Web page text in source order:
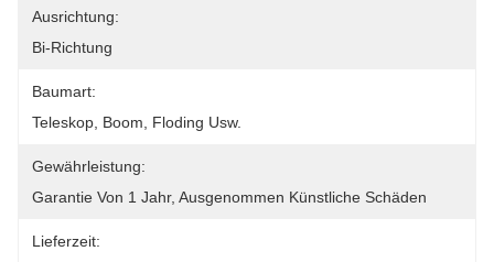
Ausrichtung:
Bi-Richtung
Baumart:
Teleskop, Boom, Floding Usw.
Gewährleistung:
Garantie Von 1 Jahr, Ausgenommen Künstliche Schäden
Lieferzeit: